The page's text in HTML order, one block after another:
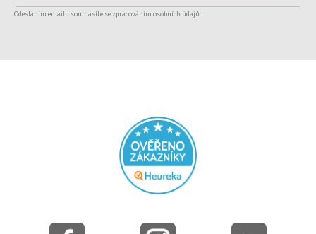
Odesláním emailu souhlasíte se zpracováním osobních údajů.